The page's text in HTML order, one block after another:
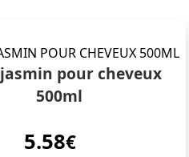
pour cheveux
500ml
5.58€